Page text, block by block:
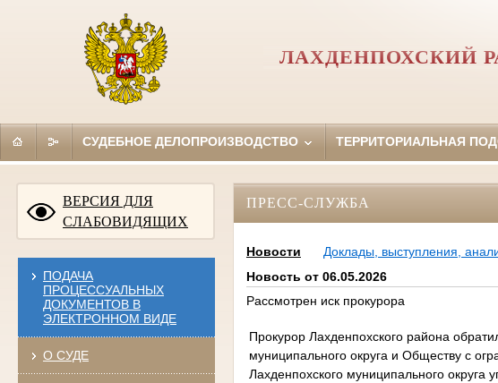
ЛАХДЕНПОХСКИЙ
СУДЕБНОЕ ДЕЛОПРОИЗВОДСТВО ТЕРРИТОРИАЛЬНАЯ
ВЕРСИЯ ДЛЯ
СЛАБОВИДЯЩИХ
ПОДАЧА
ПРОЦЕССУАЛЬНЫХ
ДОКУМЕНТОВ В
ЭЛЕКТРОННОМ ВИДЕ
О СУДЕ
ПРЕСС-СЛУЖБА
Новости Доклады, выступления,
Новость от 06.05.2026
Рассмотрен иск прокурора
Прокурор Лахденпохского района
муниципального округа и Обществу с
Лахденпохского муниципального